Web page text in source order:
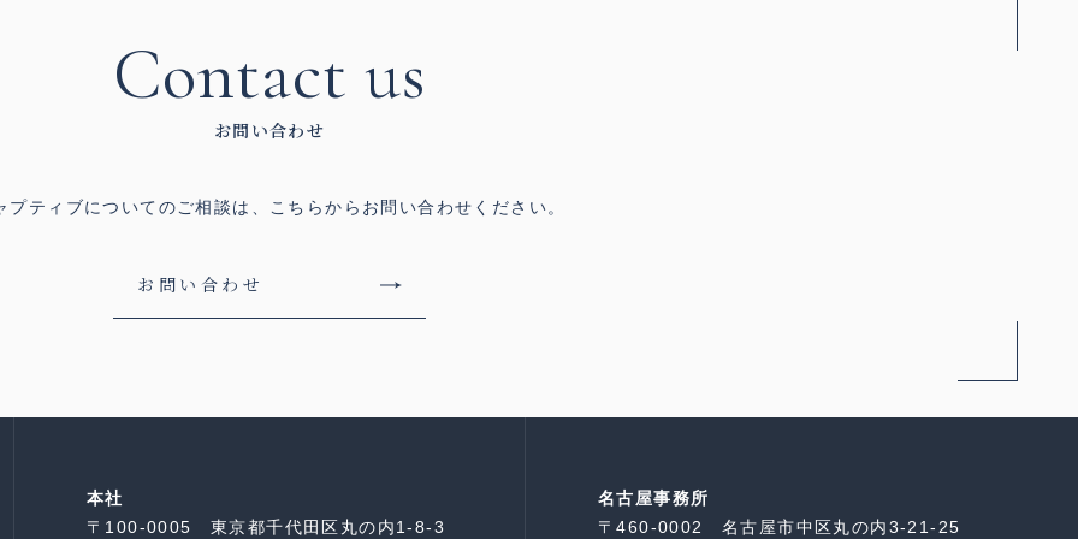
Contact us
お問い合わせ
プティブについてのご相談は、 こちらからお問い合わせください。
お問い合わせ
本社
〒100-0005 東京都千代田区丸の内1-8-3
名古屋事務所
〒460-0002 名古屋市中区丸の内3-21-25